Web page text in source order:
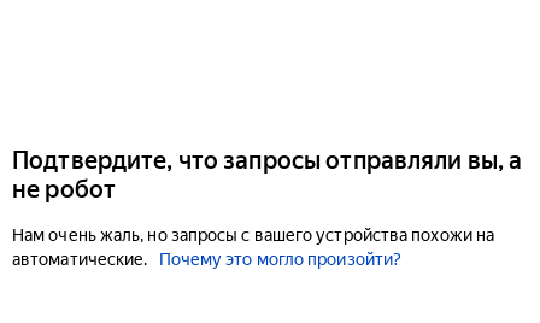
Подтвердите, что запросы отправляли вы, а
не робот
Нам очень жаль, но запросы с вашего устройства похожи на
автоматические.
Почему это могло произойти?